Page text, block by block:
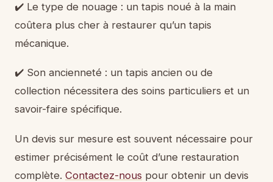
✔️ Le type de nouage : un tapis noué à la main
coûtera plus cher à restaurer qu’un tapis
mécanique.
✔️ Son ancienneté : un tapis ancien ou de
collection nécessitera des soins particuliers et un
savoir-faire spécifique.
Un devis sur mesure est souvent nécessaire pour
estimer précisément le coût d’une restauration
complète. Contactez-nous pour obtenir un devis